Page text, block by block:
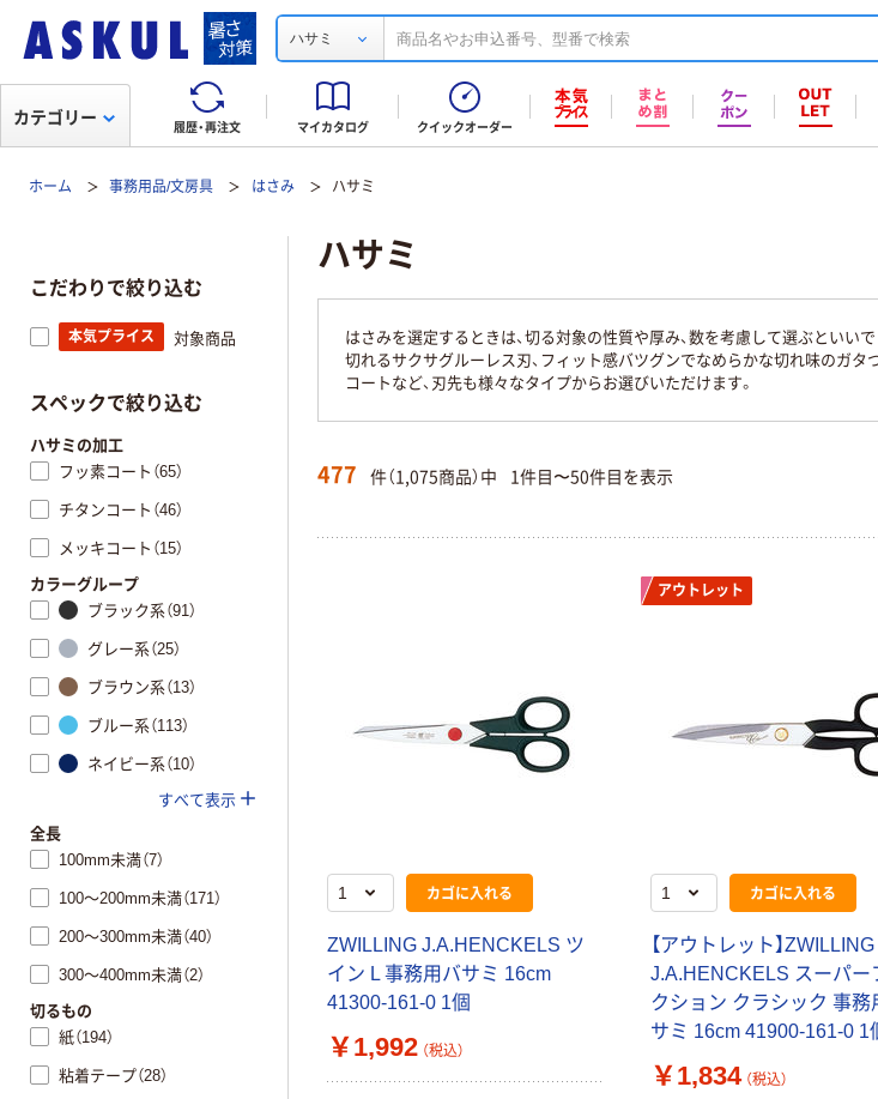
ハサミ
履歴・再注文 マイカタログ クイックオーダー
カテゴリー
ホーム 事務用品/文房具 はさみ ハサミ
ハサミ
はさみを選定するときは、切る対象の性質や厚み、数を考慮して選ぶとい
切れるサクサグルーレス刃、フィット感バツグンでなめらかな切れ味のガ
コートなど、刃先も様々なタイプからお選びいただけます。
477 件（1,075商品）中 1件目〜50件目を表示
カゴに入れる
ZWILLING J.A.HENCKELS ツ
イン L 事務用バサミ 16cm
41300-161-0 1個
￥1,992 （税込）
アウトレット
カゴに入れる
【アウトレット】ZWILLING
J.A.HENCKELS スーパー
クション クラシック 事務
サミ 16cm 41900-161-0 1
￥1,834 （税込）
こだわりで絞り込む
本気プライス 対象商品
スペックで絞り込む
ハサミの加工
フッ素コート（65）
チタンコート（46）
メッキコート（15）
カラーグループ
ブラック系（91）
グレー系（25）
ブラウン系（13）
ブルー系（113）
ネイビー系（10）
すべて表示
全長
100mm未満（7）
100～200mm未満（171）
200～300mm未満（40）
300～400mm未満（2）
切るもの
紙（194）
粘着テープ（28）